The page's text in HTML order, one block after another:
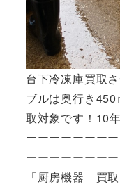
台下冷凍庫買取
ブルは奥行き
取対象です！10
ーーーーーーー
ーーーーーーー
「厨房機器 買